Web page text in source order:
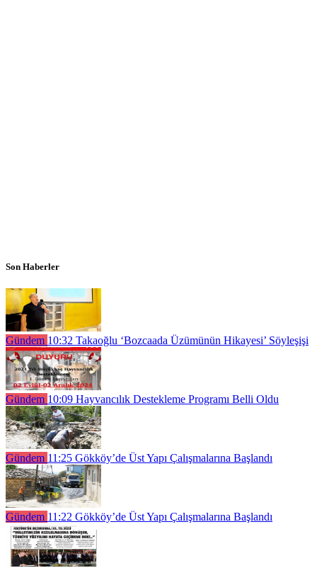
Son Haberler
Gündem 10:32 Takaoğlu ‘Bozcaada Üzümünün Hikayesi’ Söyleşişi
Gündem 10:09 Hayvancılık Destekleme Programı Belli Oldu
Gündem 11:25 Gökköy’de Üst Yapı Çalışmalarına Başlandı
Gündem 11:22 Gökköy’de Üst Yapı Çalışmalarına Başlandı